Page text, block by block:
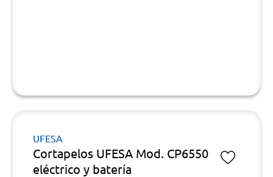
UFESA
Cortapelos UFESA Mod. CP6550
eléctrico y batería